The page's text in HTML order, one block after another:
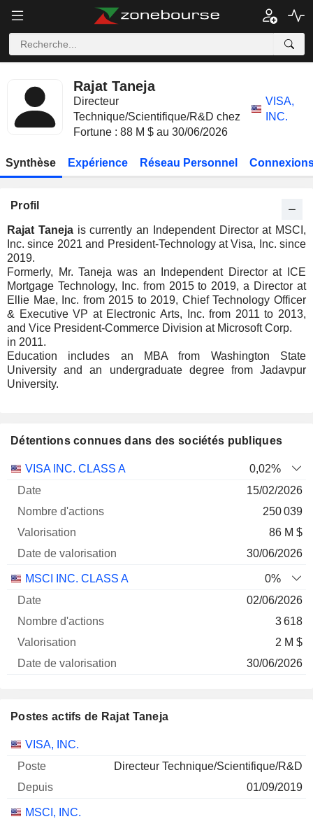
Rajat Taneja
Directeur
Technique/Scientifique/R&D chez
VISA,
INC.
Fortune : 88 M $ au 30/06/2026
Synthèse Expérience Réseau Personnel
Profil
Rajat Tanejais currently an Independent Director at MSCI,
Inc. since 2021 and President-Technology at Visa, Inc. since
2019.
Formerly, Mr. Taneja was an Independent Director at ICE
Mortgage Technology, Inc. from 2015 to 2019, a Director at
Ellie Mae, Inc. from 2015 to 2019, Chief Technology Officer
& Executive VP at Electronic Arts, Inc. from 2011 to 2013,
and Vice President-Commerce Division at Microsoft Corp.
in 2011.
Education includes an MBA from Washington State
University and an undergraduate degree from Jadavpur
University.
Détentions connues dans des sociétés publiques
Nombre
Date de
VISA INC. CLASS A
0,02%
15/02/2026
250 039
86 M $
30/06/2026
MSCI INC. CLASS A
0%
02/06/2026
3 618
2 M $
30/06/2026
Postes actifs de Rajat Taneja
Sociétés Poste
VISA, INC.
Directeur Technique/Scientifique/R&D
01/09/2019
MSCI, INC.